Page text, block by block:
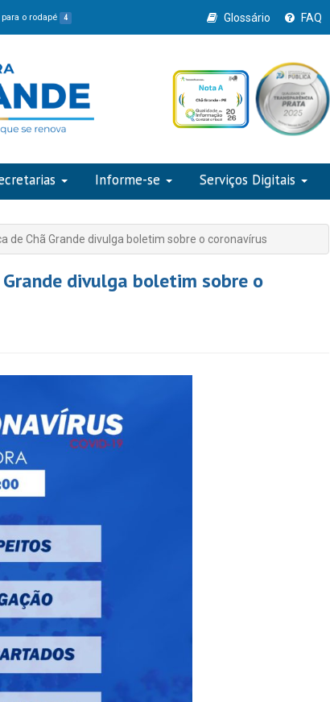
para o rodapé 4 Glossário FAQ
Informe-se Serviços Digitais
de Chã Grande divulga boletim sobre o coronavírus
divulga boletim sobre o